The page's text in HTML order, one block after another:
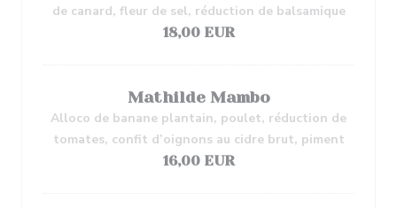
de canard, fleur de sel, réduction de balsamique
18,00 EUR
Mathilde Mambo
Alloco de banane plantain, poulet, réduction de
tomates, confit d’oignons au cidre brut, piment
16,00 EUR